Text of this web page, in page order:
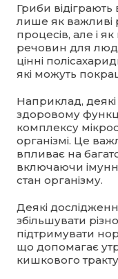
Гриби
лише як важливі
процесів, але і
речовин для
цінні
які можуть
Наприклад,
здоровому
комплексу
організмі. Це
впливає на
включаючи
стан організму.
Деякі
збільшувати
підтримувати
що допомагає
кишкового